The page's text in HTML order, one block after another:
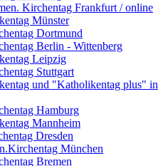
Kirchentag Frankfurt / online
Münster
Dortmund
Berlin - Wittenberg
Leipzig
Stuttgart
und "Katholikentag plus" in
Hamburg
Mannheim
Dresden
München
Bremen